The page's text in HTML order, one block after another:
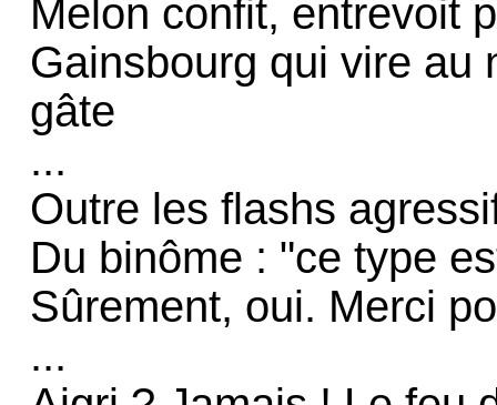
Melon confit, entrevoit
Gainsbourg qui vire au
gâte
...
Outre les flashs
Du binôme : "ce type
Sûrement, oui. Merci
...